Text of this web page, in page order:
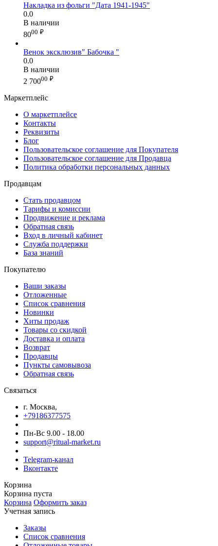
Накладка из фольги "Дата 1941-1945"
0.0
В наличии
8000 ₽
Венок эксклюзив" Бабочка "
0.0
В наличии
2 70000 ₽
Маркетплейс
О маркетплейсе
Контакты
Реквизиты
Блог
Пользовательское соглашение для Покупателя
Пользовательское соглашение для Продавца
Политика обработки персональных данных
Продавцам
Стать продавцом
Тарифы и комиссии
Продвижение и реклама
Обратная связь
Вход в личный кабинет
Служба поддержки
База знаний
Покупателю
Ваши заказы
Отложенные
Список сравнения
Новинки
Хиты продаж
Товары со скидкой
Доставка и оплата
Возврат
Продавцы
Пункты самовывоза
Обратная связь
Связаться
г. Москва,
+79186377575
Пн-Вс 9.00 - 18.00
support@ritual-market.ru
Telegram-канал
Вконтакте
Корзина
Корзина пуста
Корзина Оформить заказ
Учетная запись
Заказы
Список сравнения